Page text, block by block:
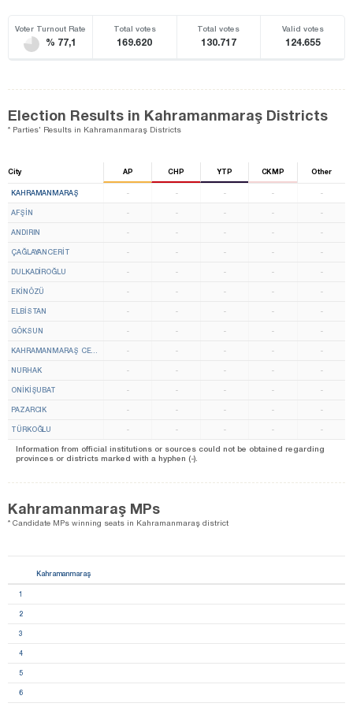
Voter Turnout Rate
% 77,1
Total votes
169.620
Total votes
130.717
Valid votes
124.655
Election Results in Kahramanmaraş Districts
* Parties' Results in Kahramanmaraş Districts
City AP CHP YTP CKMP Other
KAHRAMANMARAŞ - - - - -
AFŞİN - - - - -
ANDIRIN - - - - -
ÇAĞLAYANCERİT - - - - -
DULKADİROĞLU - - - - -
EKİNÖZÜ - - - - -
ELBİSTAN - - - - -
GÖKSUN - - - - -
KAHRAMANMARAŞ CENTER - - - - -
NURHAK - - - - -
ONİKİŞUBAT - - - - -
PAZARCIK - - - - -
TÜRKOĞLU - - - - -
Information from official institutions or sources could not be obtained regarding
provinces or districts marked with a hyphen (-).
Kahramanmaraş MPs
* Candidate MPs winning seats in Kahramanmaraş district
Kahramanmaraş
1
2
3
4
5
6